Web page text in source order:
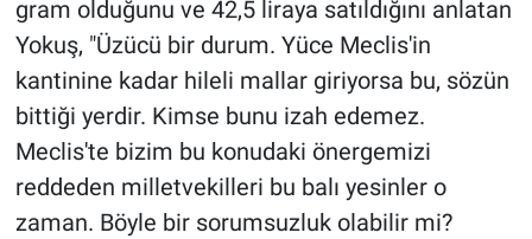
gram olduğunu ve 42,5 liraya satıldığını anlatan
Yokuş, "Üzücü bir durum. Yüce Meclis'in
kantinine kadar hileli mallar giriyorsa bu, sözün
bittiği yerdir. Kimse bunu izah edemez.
Meclis'te bizim bu konudaki önergemizi
reddeden milletvekilleri bu balı yesinler o
zaman. Böyle bir sorumsuzluk olabilir mi?